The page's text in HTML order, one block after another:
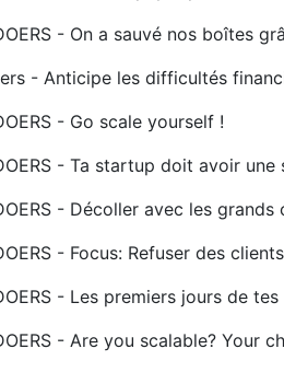
- On a sauvé nos boîtes
- Anticipe les difficultés
- Go scale yourself !
- Ta startup doit avoir
- Décoller avec les
- Focus: Refuser des
- Les premiers jours de
- Are you scalable? Your